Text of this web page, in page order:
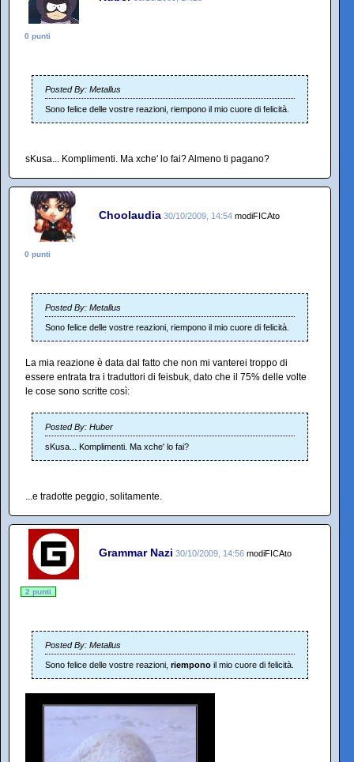
0 punti
Posted By: Metallus
Sono felice delle vostre reazioni, riempono il mio cuore di felicità.
sKusa... Komplimenti. Ma xche' lo fai? Almeno ti pagano?
Choolaudia 30/10/2009, 14:54 modiFICAto
0 punti
Posted By: Metallus
Sono felice delle vostre reazioni, riempono il mio cuore di felicità.
La mia reazione è data dal fatto che non mi vanterei troppo di
essere entrata tra i traduttori di feisbuk, dato che il 75% delle volte
le cose sono scritte così:
Posted By: Huber
sKusa... Komplimenti. Ma xche' lo fai?
...e tradotte peggio, solitamente.
Grammar Nazi 30/10/2009, 14:56 modiFICAto
2 punti
Posted By: Metallus
Sono felice delle vostre reazioni, riempono il mio cuore di felicità.